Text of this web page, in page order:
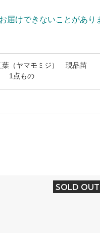
けできないことがあ
葉（ヤマモミジ） 現品苗
点もの
SOLD OUT